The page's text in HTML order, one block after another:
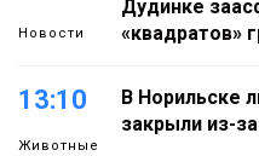
Новости
Дудинке
«квадратов»
13:10
Животные
В Норильске
закрыли из-